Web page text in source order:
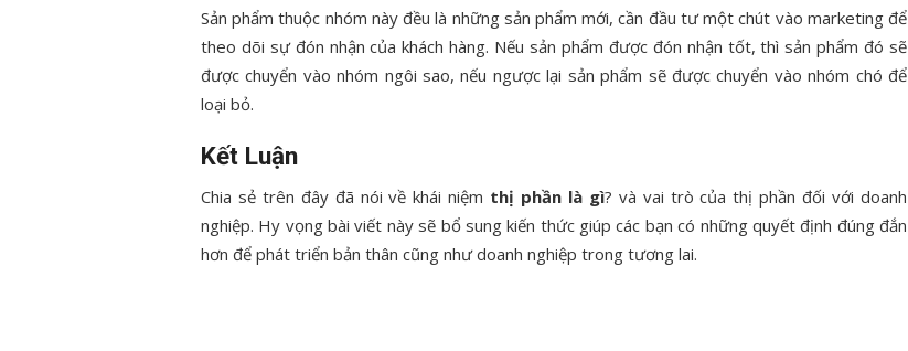
Sản phẩm thuộc nhóm này đều là những sản phẩm mới, cần đầu tư một chút vào marketing để
theo dõi sự đón nhận của khách hàng. Nếu sản phẩm được đón nhận tốt, thì sản phẩm đó sẽ
được chuyển vào nhóm ngôi sao, nếu ngược lại sản phẩm sẽ được chuyển vào nhóm chó để
loại bỏ.
Kết Luận
Chia sẻ trên đây đã nói về khái niệm thị phần là gì? và vai trò của thị phần đối với doanh
nghiệp. Hy vọng bài viết này sẽ bổ sung kiến thức giúp các bạn có những quyết định đúng đắn
hơn để phát triển bản thân cũng như doanh nghiệp trong tương lai.